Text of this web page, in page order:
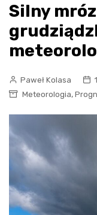
Silny
Paweł Kolasa
Meteorologia,